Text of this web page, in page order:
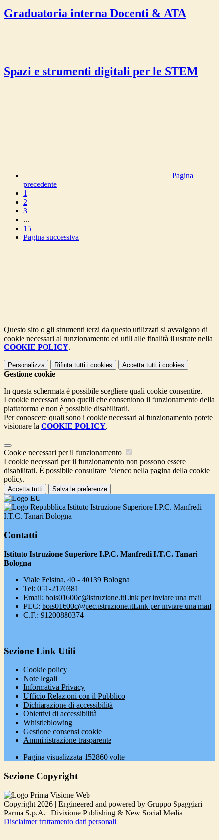
Graduatoria interna Docenti & ATA
Spazi e strumenti digitali per le STEM
Pagina
precedente
1
2
3
...
15
Pagina successiva
Questo sito o gli strumenti terzi da questo utilizzati si avvalgono di
cookie necessari al funzionamento ed utili alle finalità illustrate nella
COOKIE POLICY.
Personalizza Rifiuta tutti i cookies Accetta tutti i cookies
Gestione cookie
In questa schermata è possibile scegliere quali cookie consentire.
I cookie necessari sono quelli che consentono il funzionamento della
piattaforma e non è possibile disabilitarli.
Per conoscere quali sono i cookie necessari al funzionamento potete
visionare la COOKIE POLICY.
Cookie necessari per il funzionamento
I cookie necessari per il funzionamento non possono essere
disabilitati. È possibile consultare l'elenco nella pagina della cookie
policy.
Accetta tutti Salva le preferenze
Istituto Istruzione Superiore I.P.C. Manfredi
I.T.C. Tanari Bologna
Contatti
Istituto Istruzione Superiore I.P.C. Manfredi I.T.C. Tanari
Bologna
Viale Felsina, 40 - 40139 Bologna
Tel: 051-2170381
Email: bois01600c@istruzione.itLink per inviare una mail
PEC: bois01600c@pec.istruzione.itLink per inviare una mail
C.F.: 91200880374
Sezione Link Utili
Cookie policy
Note legali
Informativa Privacy
Ufficio Relazioni con il Pubblico
Dichiarazione di accessibilità
Obiettivi di accessibilità
Whistleblowing
Gestione consensi cookie
Amministrazione trasparente
Pagina visualizzata 152860 volte
Sezione Copyright
Copyright 2026 | Engineered and powered by Gruppo Spaggiari
Parma S.p.A. | Divisione Publishing & New Social Media
Disclaimer trattamento dati personali